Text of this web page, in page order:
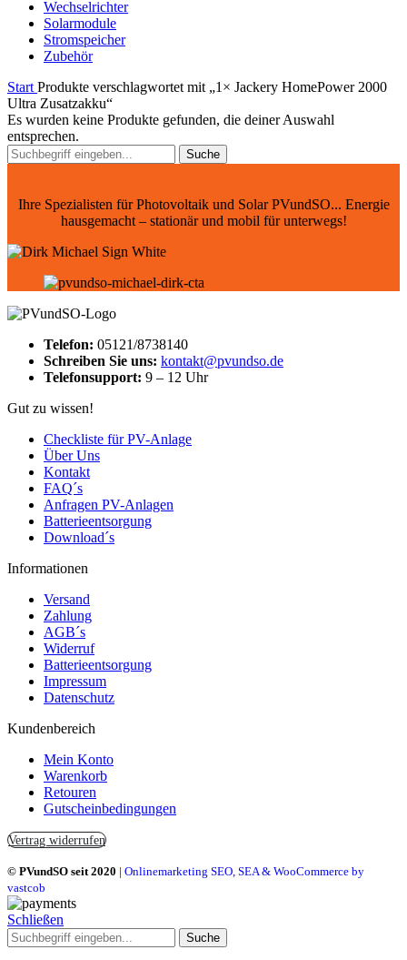
Wechselrichter
Solarmodule
Stromspeicher
Zubehör
Start Produkte verschlagwortet mit „1× Jackery HomePower 2000
Ultra Zusatzakku“
Es wurden keine Produkte gefunden, die deiner Auswahl
entsprechen.
Suche
Ihre Spezialisten für Photovoltaik und Solar PVundSO... Energie
hausgemacht – stationär und mobil für unterwegs!
Telefon: 05121/8738140
Schreiben Sie uns: kontakt@pvundso.de
Telefonsupport: 9 – 12 Uhr
Gut zu wissen!
Checkliste für PV-Anlage
Über Uns
Kontakt
FAQ´s
Anfragen PV-Anlagen
Batterieentsorgung
Download´s
Informationen
Versand
Zahlung
AGB´s
Widerruf
Batterieentsorgung
Impressum
Datenschutz
Kundenbereich
Mein Konto
Warenkorb
Retouren
Gutscheinbedingungen
Vertrag widerrufen
© PVundSO seit 2020 | Onlinemarketing SEO, SEA & WooCommerce by
vastcob
Schließen
Suche